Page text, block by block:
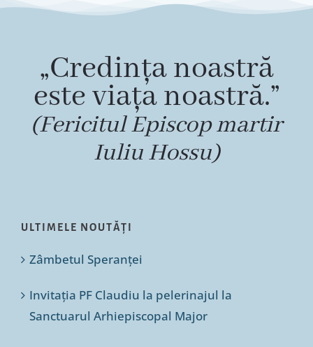
Special
„Credința noastră
este viața noastră.”
(Fericitul Episcop martir
Iuliu Hossu)
ULTIMELE NOUTĂȚI
Zâmbetul Speranței
Invitația PF Claudiu la pelerinajul la
Sanctuarul Arhiepiscopal Major